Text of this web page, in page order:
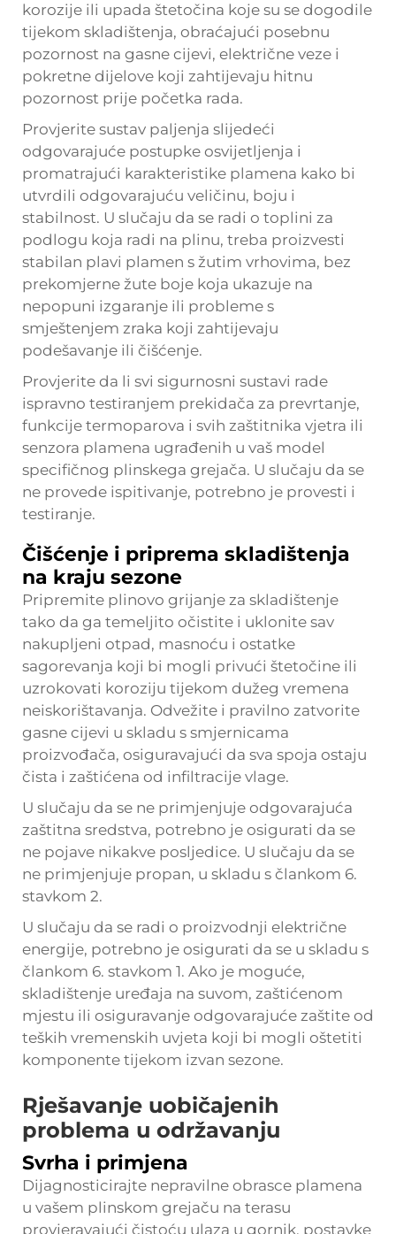
korozije ili upada štetočina koje su se dogodile
tijekom skladištenja, obraćajući posebnu
pozornost na gasne cijevi, električne veze i
pokretne dijelove koji zahtijevaju hitnu
pozornost prije početka rada.
Provjerite sustav paljenja slijedeći
odgovarajuće postupke osvijetljenja i
promatrajući karakteristike plamena kako bi
utvrdili odgovarajuću veličinu, boju i
stabilnost. U slučaju da se radi o toplini za
podlogu koja radi na plinu, treba proizvesti
stabilan plavi plamen s žutim vrhovima, bez
prekomjerne žute boje koja ukazuje na
nepopuni izgaranje ili probleme s
smještenjem zraka koji zahtijevaju
podešavanje ili čišćenje.
Provjerite da li svi sigurnosni sustavi rade
ispravno testiranjem prekidača za prevrtanje,
funkcije termoparova i svih zaštitnika vjetra ili
senzora plamena ugrađenih u vaš model
specifičnog plinskega grejača. U slučaju da se
ne provede ispitivanje, potrebno je provesti i
testiranje.
Čišćenje i priprema skladištenja
na kraju sezone
Pripremite plinovo grijanje za skladištenje
tako da ga temeljito očistite i uklonite sav
nakupljeni otpad, masnoću i ostatke
sagorevanja koji bi mogli privući štetočine ili
uzrokovati koroziju tijekom dužeg vremena
neiskorištavanja. Odvežite i pravilno zatvorite
gasne cijevi u skladu s smjernicama
proizvođača, osiguravajući da sva spoja ostaju
čista i zaštićena od infiltracije vlage.
U slučaju da se ne primjenjuje odgovarajuća
zaštitna sredstva, potrebno je osigurati da se
ne pojave nikakve posljedice. U slučaju da se
ne primjenjuje propan, u skladu s člankom 6.
stavkom 2.
U slučaju da se radi o proizvodnji električne
energije, potrebno je osigurati da se u skladu s
člankom 6. stavkom 1. Ako je moguće,
skladištenje uređaja na suvom, zaštićenom
mjestu ili osiguravanje odgovarajuće zaštite od
teških vremenskih uvjeta koji bi mogli oštetiti
komponente tijekom izvan sezone.
Rješavanje uobičajenih
problema u održavanju
Svrha i primjena
Dijagnosticirajte nepravilne obrasce plamena
u vašem plinskom grejaču na terasu
provjeravajući čistoću ulaza u gornik, postavke